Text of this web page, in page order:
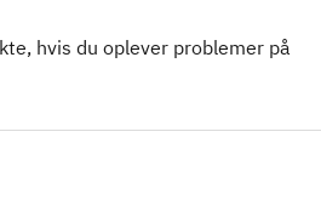
hvis du oplever problemer på